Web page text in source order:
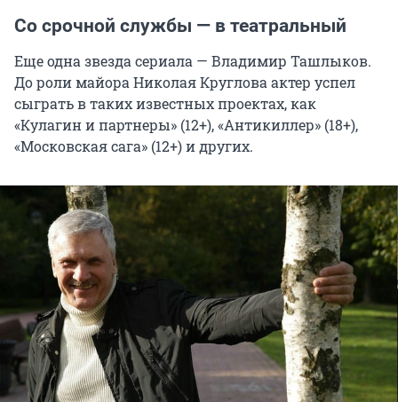
Со срочной службы — в театральный
Еще одна звезда сериала — Владимир Ташлыков.
До роли майора Николая Круглова актер успел
сыграть в таких известных проектах, как
«Кулагин и партнеры» (12+), «Антикиллер» (18+),
«Московская сага» (12+) и других.